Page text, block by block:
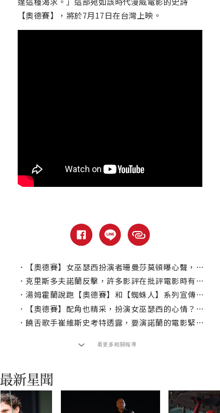
【奧德賽】，將於7月17日在台灣上映。
．
【奧德賽】女巫瑟西扮演者珊曼莎莫頓曝心聲，已經一年沒接戲！
． 克里斯多夫諾蘭反擊，許多影評在批評電影時有「根本上的缺陷」！
． 湯姆霍蘭說跑【奧德賽】和【蜘蛛人】系列宣傳很輕鬆，但有些電影太難了！
．
【奧德賽】配角也精采，扮演女巫瑟西的心情？珊曼莎莫頓：「感覺就像重生」
． 饒舌歌手崔維斯史考特透露，要演諾蘭的電影緊張得要命！
看更多相關報導